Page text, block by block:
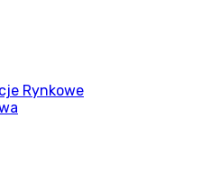
Rynkowe